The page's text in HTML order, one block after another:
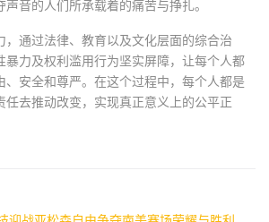
音的人们所承载着的痛苦与挣扎。
，通过法律、教育以及文化层面的综合治
暴力及权利滥用行为坚实屏障，让每个人都
、安全和尊严。在这个过程中，每个人都是
任去推动改变，实现真正意义上的公平正